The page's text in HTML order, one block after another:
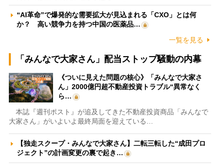
“AI革命”で爆発的な需要拡大が見込まれる「CXO」とは何
か？ 高い競争力を持つ中国の医薬品…
一覧を見る
「みんなで大家さん」配当ストップ騒動の内幕
《ついに見えた問題の核心》「みんなで大家さ
ん」2000億円超不動産投資トラブル“異常なく
ら…
本誌『週刊ポスト』が追及してきた不動産投資商品「みんなで
大家さん」がいよいよ最終局面を迎えている…
【独走スクープ・みんなで大家さん】二転三転した“成田プロ
ジェクト”の計画変更の裏で起き…